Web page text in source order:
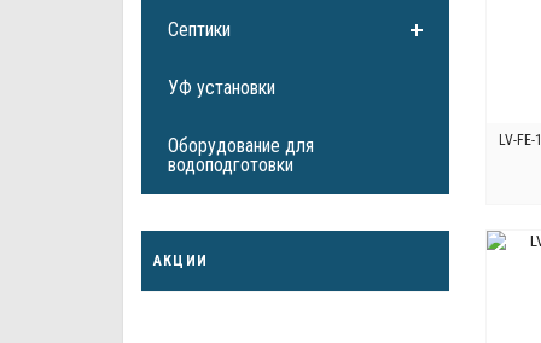
Септики
УФ установки
Оборудование для
водоподготовки
АКЦИИ
LV-